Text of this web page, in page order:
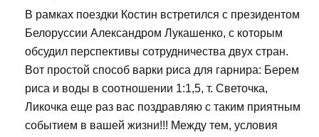
В рамках поездки Костин встретился с президентом
Белоруссии Александром Лукашенко, с которым
обсудил перспективы сотрудничества двух стран.
Вот простой способ варки риса для гарнира: Берем
риса и воды в соотношении 1:1,5, т. Светочка,
Ликочка еще раз вас поздравляю с таким приятным
событием в вашей жизни!!! Между тем, условия